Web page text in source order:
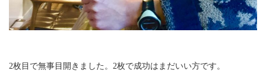
2枚目で無事目開きました。2枚で成功はまだいい方です。